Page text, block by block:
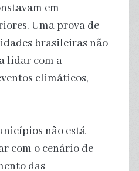
em
Uma prova de
brasileiras não
lidar com a
climáticos,
não está
com o cenário de
das